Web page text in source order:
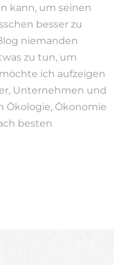
kann, um seinen
besser zu
niemanden
zu tun, um
ich aufzeigen
Unternehmen und
Ökologie, Ökonomie
besten